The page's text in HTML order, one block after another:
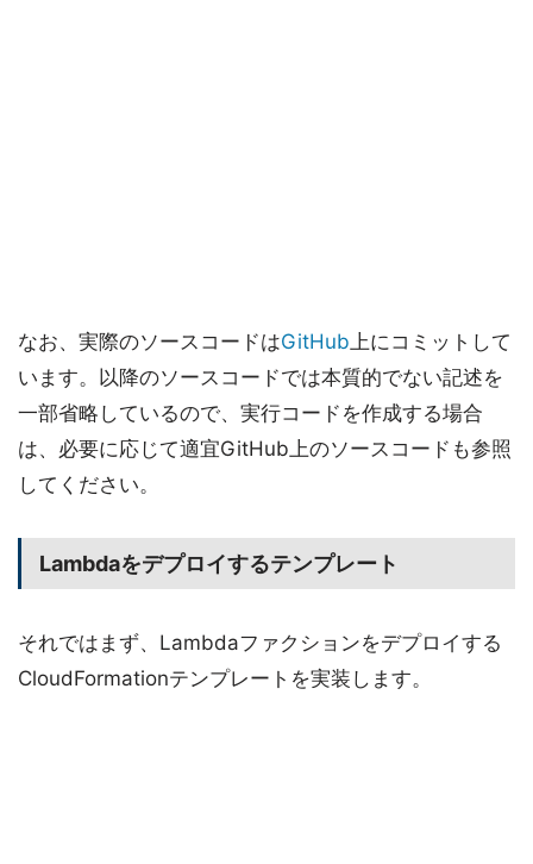
なお、実際のソースコードはGitHub上にコミットして
います。以降のソースコードでは本質的でない記述を
一部省略しているので、実行コードを作成する場合
は、必要に応じて適宜GitHub上のソースコードも参照
してください。
Lambdaをデプロイするテンプレート
それではまず、Lambdaファクションをデプロイする
CloudFormationテンプレートを実装します。